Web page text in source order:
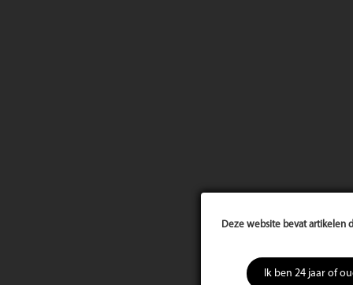
Deze website bevat artikelen
Ik ben 24 jaar of